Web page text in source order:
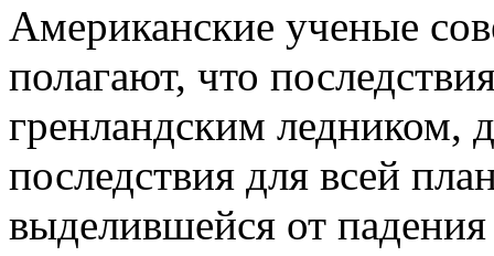
Американские ученые
полагают, что
гренландским ледником,
последствия для всей
выделившейся от